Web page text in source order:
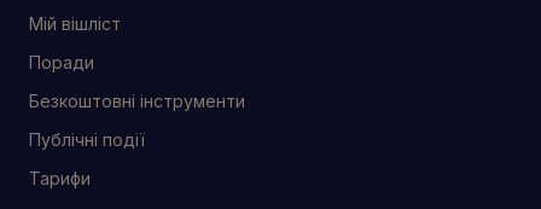
Мій вішліст
Поради
Безкоштовні інструменти
Публічні події
Тарифи